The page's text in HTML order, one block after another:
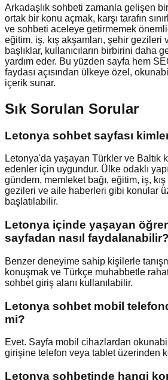
Arkadaşlık sohbeti zamanla gelişen
ortak bir konu açmak, karşı tarafın
ve sohbeti aceleye getirmemek
eğitim, iş, kış akşamları, şehir gezileri
başlıklar, kullanıcıların birbirini daha
yardım eder. Bu yüzden sayfa hem
faydası açısından ülkeye özel,
içerik sunar.
Sık Sorulan Sorular
Letonya sohbet sayfası
Letonya'da yaşayan Türkler ve Baltık
edenler için uygundur. Ülke odaklı
gündem, memleket bağı, eğitim, iş,
gezileri ve aile haberleri gibi konular
başlatılabilir.
Letonya içinde yaşayan
sayfadan nasıl faydalanabilir?
Benzer deneyime sahip kişilerle
konuşmak ve Türkçe muhabbetle
sohbet giriş alanı kullanılabilir.
Letonya sohbet mobil
mi?
Evet. Sayfa mobil cihazlardan
girişine telefon veya tablet üzerinden
Letonya sohbetinde hangi